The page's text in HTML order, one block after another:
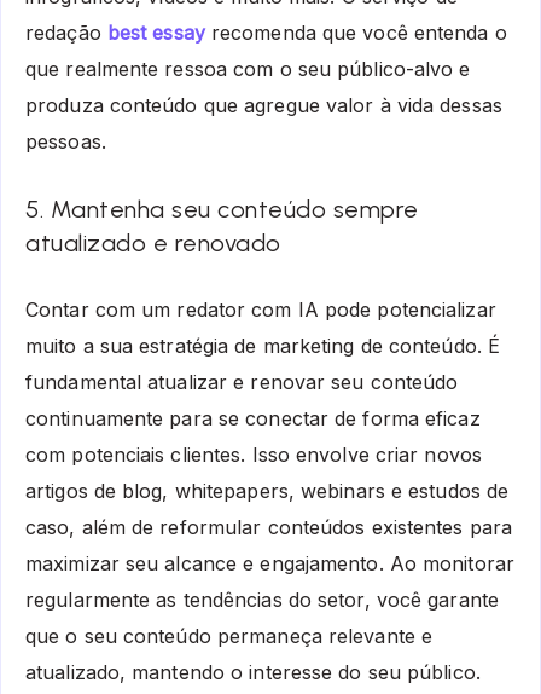
redação best essayrecomenda que você entenda o
que realmente ressoa com o seu público-alvo e
produza conteúdo que agregue valor à vida dessas
pessoas.
5. Mantenha seu conteúdo sempre
atualizado e renovado
Contar com um redator com IA pode potencializar
muito a sua estratégia de marketing de conteúdo. É
fundamental atualizar e renovar seu conteúdo
continuamente para se conectar de forma eficaz
com potenciais clientes. Isso envolve criar novos
artigos de blog, whitepapers, webinars e estudos de
caso, além de reformular conteúdos existentes para
maximizar seu alcance e engajamento. Ao monitorar
regularmente as tendências do setor, você garante
que o seu conteúdo permaneça relevante e
atualizado, mantendo o interesse do seu público.